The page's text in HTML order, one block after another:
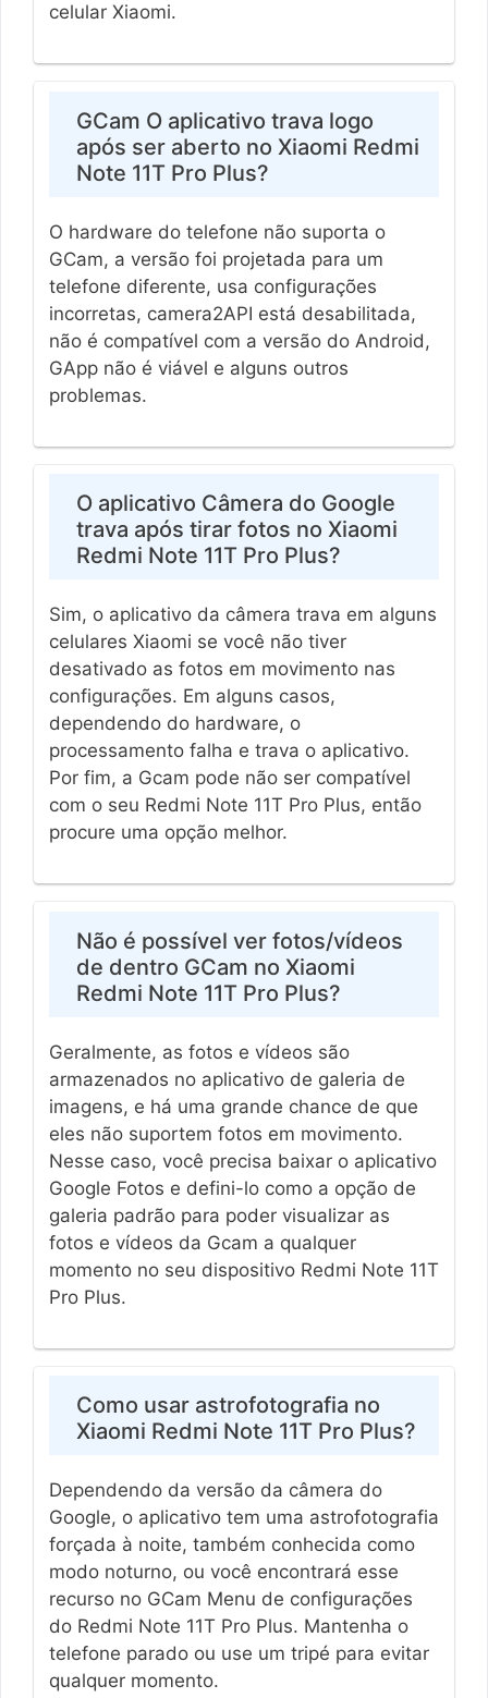
celular Xiaomi.
GCam O aplicativo trava logo
após ser aberto no Xiaomi Redmi
Note 11T Pro Plus?
O hardware do telefone não suporta o
GCam, a versão foi projetada para um
telefone diferente, usa configurações
incorretas, camera2API está desabilitada,
não é compatível com a versão do Android,
GApp não é viável e alguns outros
problemas.
O aplicativo Câmera do Google
trava após tirar fotos no Xiaomi
Redmi Note 11T Pro Plus?
Sim, o aplicativo da câmera trava em alguns
celulares Xiaomi se você não tiver
desativado as fotos em movimento nas
configurações. Em alguns casos,
dependendo do hardware, o
processamento falha e trava o aplicativo.
Por fim, a Gcam pode não ser compatível
com o seu Redmi Note 11T Pro Plus, então
procure uma opção melhor.
Não é possível ver fotos/vídeos
de dentro GCam no Xiaomi
Redmi Note 11T Pro Plus?
Geralmente, as fotos e vídeos são
armazenados no aplicativo de galeria de
imagens, e há uma grande chance de que
eles não suportem fotos em movimento.
Nesse caso, você precisa baixar o aplicativo
Google Fotos e defini-lo como a opção de
galeria padrão para poder visualizar as
fotos e vídeos da Gcam a qualquer
momento no seu dispositivo Redmi Note 11T
Pro Plus.
Como usar astrofotografia no
Xiaomi Redmi Note 11T Pro Plus?
Dependendo da versão da câmera do
Google, o aplicativo tem uma astrofotografia
forçada à noite, também conhecida como
modo noturno, ou você encontrará esse
recurso no GCam Menu de configurações
do Redmi Note 11T Pro Plus. Mantenha o
telefone parado ou use um tripé para evitar
qualquer momento.